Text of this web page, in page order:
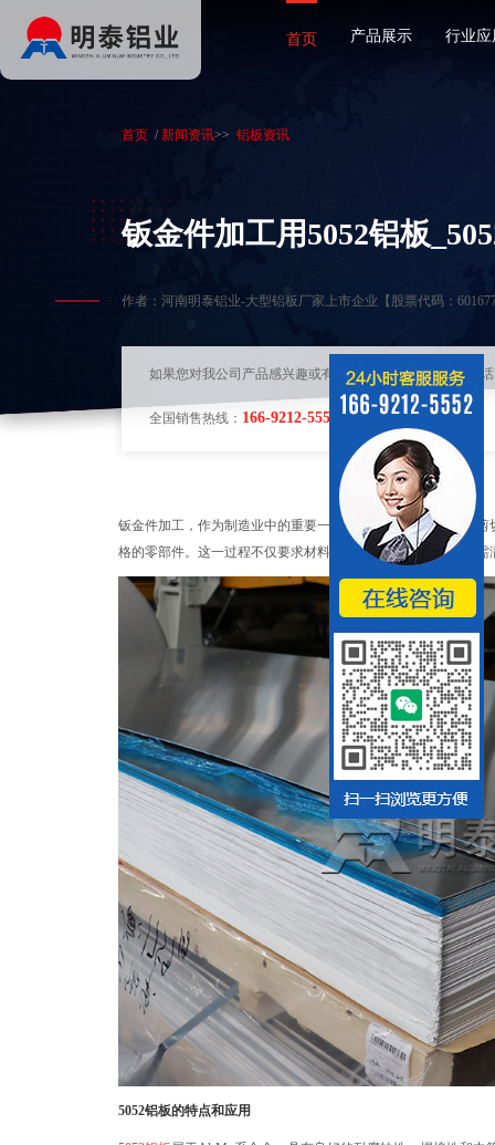
首页 产品展示 行业应
首页 /新闻资讯>> 铝板资讯
钣金件加工用5052铝板
作者：河南明泰铝业-大型铝板厂家上市企业【股票代码：
如果您对我公司产品感兴趣或有其他问题，可随时拨打电
全国销售热线： 166-9212-5552
钣金件加工，作为制造业中的重要一环，涉及将金属板材通过
格的零部件。这一过程不仅要求材料具备良好的加工性能，还
5052铝板的特点和应用